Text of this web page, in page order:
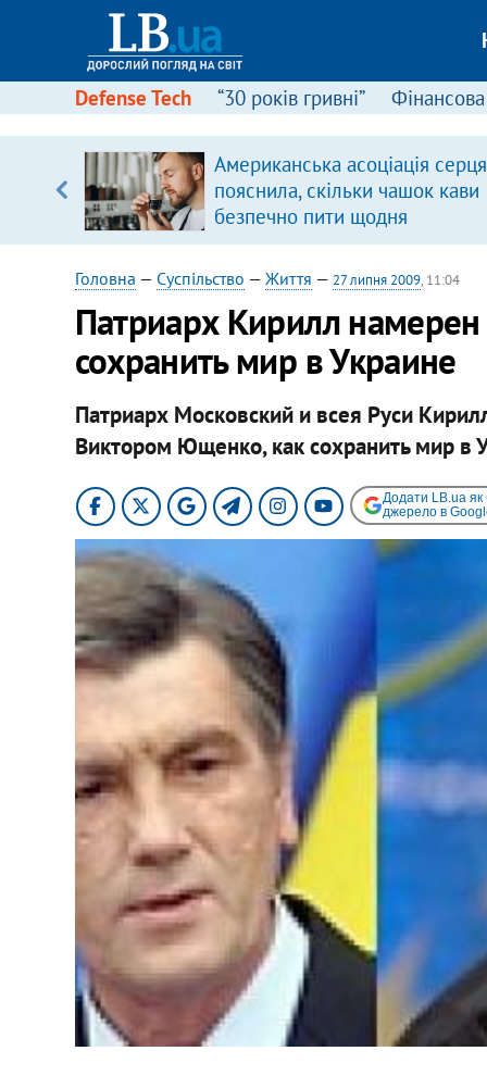
Defense Tech “30 років гривні”
Американська асоціація серця
пояснила, скільки чашок кави
безпечно пити щодня
Головна — Суспільство — Життя — 27 липня 2009, 11:04
Патриарх Кирилл
сохранить мир в Украине
Патриарх Московский и всея Руси
Виктором Ющенко, как сохранить мир в
Додати LB.ua
джерело в